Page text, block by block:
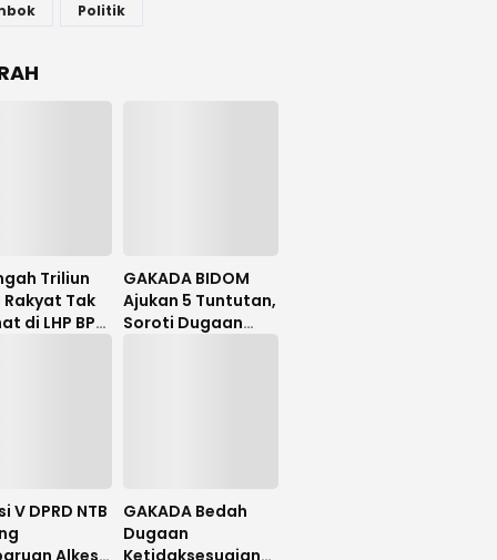
Politik
Triliun
Rakyat Tak
di LHP BPK,
GAKADA BIDOM
Ajukan 5 Tuntutan,
Soroti Dugaan
V DPRD NTB
Alkes
GAKADA Bedah
Dugaan
Ketidaksesuaian